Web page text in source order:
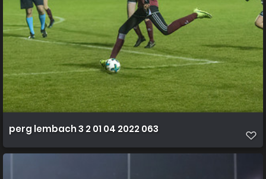
perg lembach 3 2 01 04 2022 063